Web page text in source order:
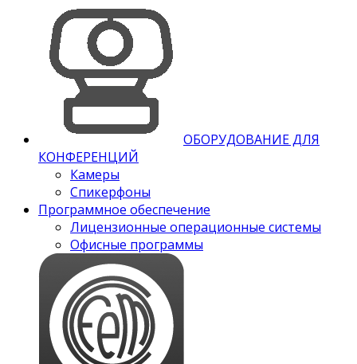
ОБОРУДОВАНИЕ ДЛЯ
КОНФЕРЕНЦИЙ
Камеры
Спикерфоны
Программное обеспечение
Лицензионные операционные системы
Офисные программы